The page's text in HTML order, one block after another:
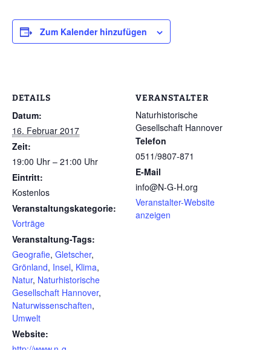
Zum Kalender hinzufügen
DETAILS
Datum:
16. Februar 2017
Zeit:
19:00 Uhr – 21:00 Uhr
Eintritt:
Kostenlos
Veranstaltungskategorie:
Vorträge
Veranstaltung-Tags:
Geografie, Gletscher,
Grönland, Insel, Klima,
Natur, Naturhistorische
Gesellschaft Hannover,
Naturwissenschaften,
Umwelt
Website:
VERANSTALTER
Naturhistorische
Gesellschaft Hannover
Telefon
0511/9807-871
E-Mail
info@N-G-H.org
Veranstalter-Website
anzeigen